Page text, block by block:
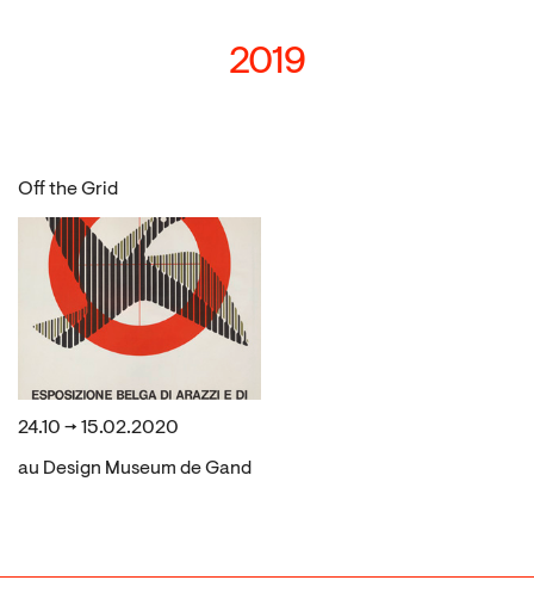
2019
Off the Grid
24.10 → 15.02.2020
au Design Museum de Gand